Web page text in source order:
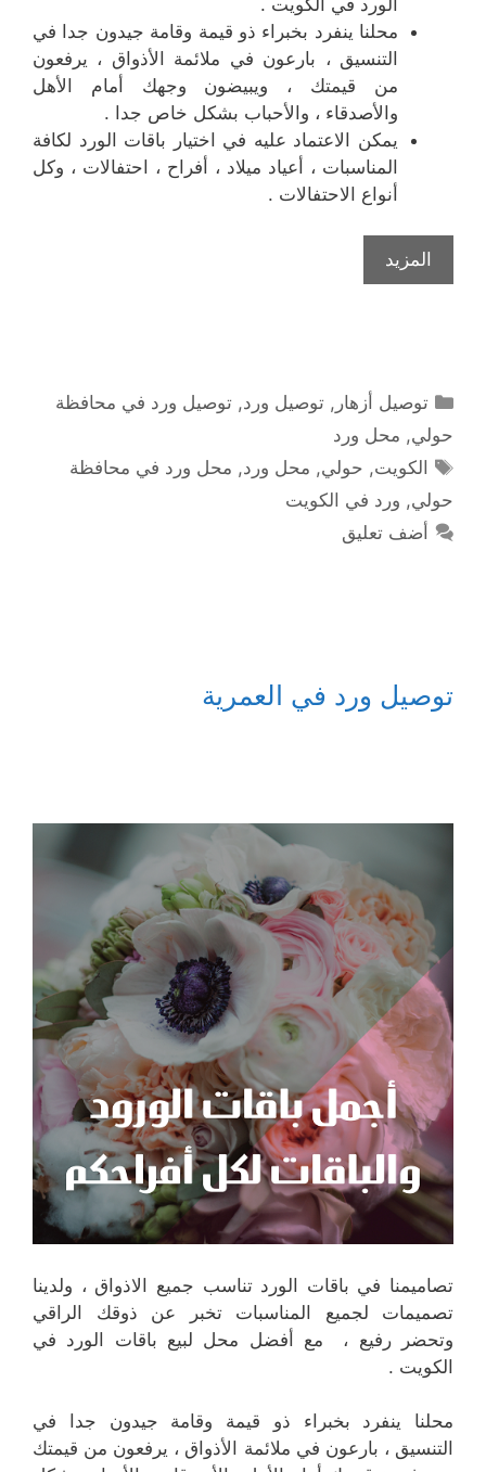
محلنا ينفرد بخبراء ذو قيمة وقامة جيدون جدا في
التنسيق ، بارعون في ملائمة الأذواق ، يرفعون
من قيمتك ، ويبيضون وجهك أمام الأهل
والأصدقاء ، والأحباب بشكل خاص جدا .
يمكن الاعتماد عليه في اختيار باقات الورد لكافة
المناسبات ، أعياد ميلاد ، أفراح ، احتفالات ، وكل
أنواع الاحتفالات .
المزيد
التصنيفات
توصيل أزهار ,توصيل ورد,توصيل ورد في محافظة
حولي, محل ورد
الوسوم
الكويت, حولي, محل ورد, محل ورد في محافظة
حولي, ورد في الكويت
أضف تعليق
توصيل ورد في العمرية
تصاميمنا في باقات الورد تناسب جميع الاذواق ، ولدينا
تصميمات لجميع المناسبات تخبر عن ذوقك الراقي
وتحضر رفيع ، مع أفضل محل لبيع باقات الورد في
الكويت .
محلنا ينفرد بخبراء ذو قيمة وقامة جيدون جدا في
التنسيق ، بارعون في ملائمة الأذواق ، يرفعون من قيمتك